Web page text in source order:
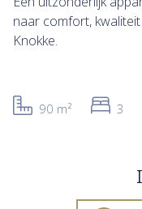
naar comfort,
Knokke.
90 m² 3